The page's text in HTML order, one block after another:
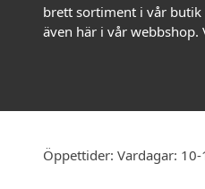
brett sortiment i vår
även här i vår webbshop.
Öppettider: Vardagar: 10-